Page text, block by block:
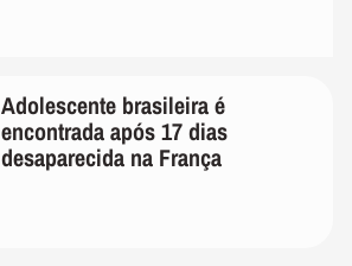
Adolescente brasileira é
encontrada após 17 dias
desaparecida na França